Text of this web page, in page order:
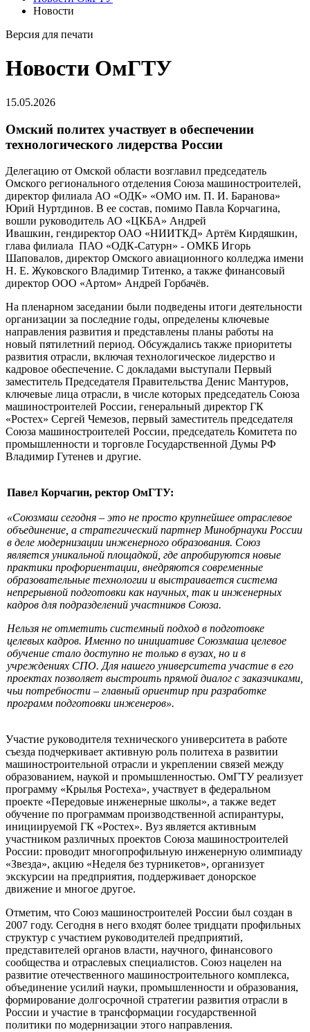
Новости
Версия для печати
Новости ОмГТУ
15.05.2026
Омский политех участвует в обеспечении
технологического лидерства России
Делегацию от Омской области возглавил председатель
Омского регионального отделения Союза машиностроителей,
директор филиала АО «ОДК» «ОМО им. П. И. Баранова»
Юрий Нуртдинов. В ее состав, помимо Павла Корчагина,
вошли руководитель АО «ЦКБА» Андрей
Ивашкин, гендиректор ОАО «НИИТКД» Артём Кирдяшкин,
глава филиала ПАО «ОДК-Сатурн» - ОМКБ Игорь
Шаповалов, директор Омского авиационного колледжа имени
Н. Е. Жуковского Владимир Титенко, а также финансовый
директор ООО «Артом» Андрей Горбачёв.
На пленарном заседании были подведены итоги деятельности
организации за последние годы, определены ключевые
направления развития и представлены планы работы на
новый пятилетний период. Обсуждались также приоритеты
развития отрасли, включая технологическое лидерство и
кадровое обеспечение. С докладами выступали Первый
заместитель Председателя Правительства Денис Мантуров,
ключевые лица отрасли, в числе которых председатель Союза
машиностроителей России, генеральный директор ГК
«Ростех» Сергей Чемезов, первый заместитель председателя
Союза машиностроителей России, председатель Комитета по
промышленности и торговле Государственной Думы РФ
Владимир Гутенев и другие.
Павел Корчагин, ректор ОмГТУ:
«Союзмаш сегодня – это не просто крупнейшее отраслевое
объединение, а стратегический партнер Минобрнауки России
в деле модернизации инженерного образования. Союз
является уникальной площадкой, где апробируются новые
практики профориентации, внедряются современные
образовательные технологии и выстраивается система
непрерывной подготовки как научных, так и инженерных
кадров для подразделений участников Союза.
Нельзя не отметить системный подход в подготовке
целевых кадров. Именно по инициативе Союзмаша целевое
обучение стало доступно не только в вузах, но и в
учреждениях СПО. Для нашего университета участие в его
проектах позволяет выстроить прямой диалог с заказчиками,
чьи потребности – главный ориентир при разработке
программ подготовки инженеров».
Участие руководителя технического университета в работе
съезда подчеркивает активную роль политеха в развитии
машиностроительной отрасли и укреплении связей между
образованием, наукой и промышленностью. ОмГТУ реализует
программу «Крылья Ростеха», участвует в федеральном
проекте «Передовые инженерные школы», а также ведет
обучение по программам производственной аспирантуры,
инициируемой ГК «Ростех». Вуз является активным
участником различных проектов Союза машиностроителей
России: проводит многопрофильную инженерную олимпиаду
«Звезда», акцию «Неделя без турникетов», организует
экскурсии на предприятия, поддерживает донорское
движение и многое другое.
Отметим, что Союз машиностроителей России был создан в
2007 году. Сегодня в него входят более тридцати профильных
структур с участием руководителей предприятий,
представителей органов власти, научного, финансового
сообщества и отраслевых специалистов. Союз нацелен на
развитие отечественного машиностроительного комплекса,
объединение усилий науки, промышленности и образования,
формирование долгосрочной стратегии развития отрасли в
России и участие в трансформации государственной
политики по модернизации этого направления.